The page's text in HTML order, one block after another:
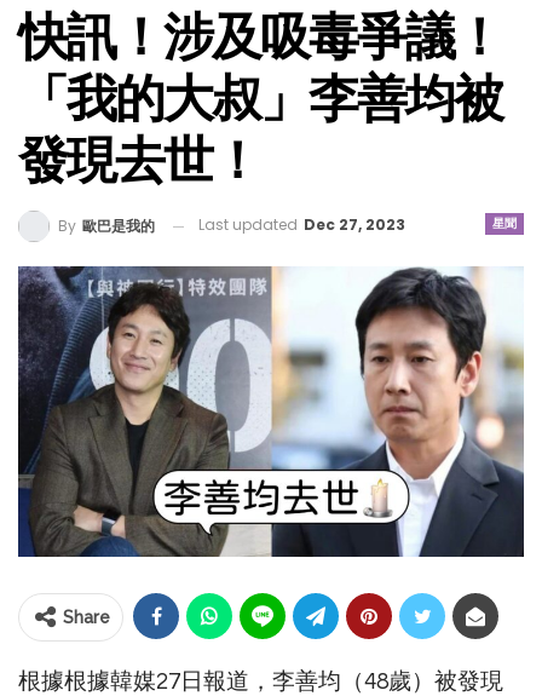
快訊！涉及吸毒爭議！
「我的大叔」李善均被
發現去世！
星聞
By 歐巴是我的 Last updated Dec 27, 2023
Share
根據根據韓媒27日報道，李善均（48歲）被發現